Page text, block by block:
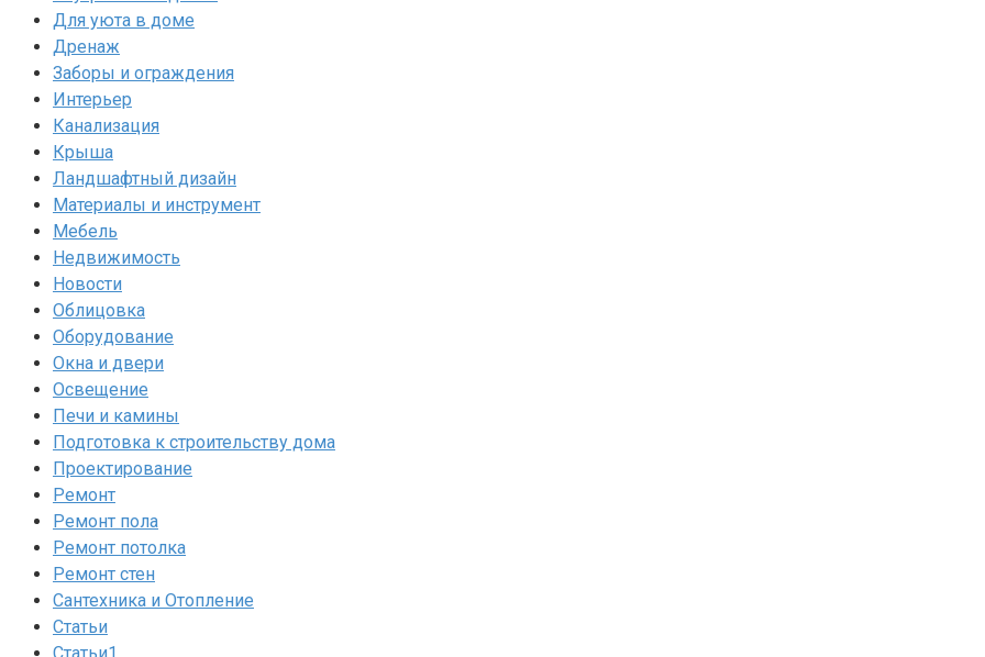
Для уюта в доме
Дренаж
Заборы и ограждения
Интерьер
Канализация
Крыша
Ландшафтный дизайн
Материалы и инструмент
Мебель
Недвижимость
Новости
Облицовка
Оборудование
Окна и двери
Освещение
Печи и камины
Подготовка к строительству дома
Проектирование
Ремонт
Ремонт пола
Ремонт потолка
Ремонт стен
Сантехника и Отопление
Статьи